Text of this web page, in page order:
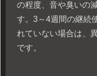
の程度、音や臭いの
す。3～4週間の継続
れていない場合は、
です。